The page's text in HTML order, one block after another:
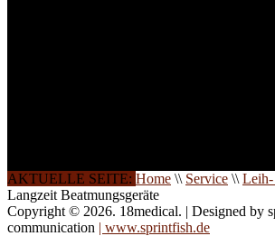
AKTUELLE SEITE: Home \\ Service \\
Langzeit Beatmungsgeräte
Copyright © 2026. 18medical. | Designed by
communication | www.sprintfish.de